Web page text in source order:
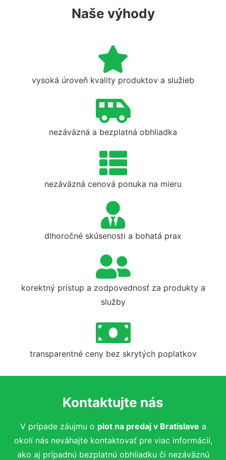
Naše výhody
vysoká úroveň kvality produktov a služieb
nezáväzná a bezplatná obhliadka
nezáväzná cenová ponuka na mieru
dlhoročné skúsenosti a bohatá prax
korektný prístup a zodpovednosť za produkty a
služby
transparentné ceny bez skrytých poplatkov
Kontaktujte nás
V prípade záujmu o plot na predajv Bratislave a
okolí nás neváhajte kontaktovať pre viac informácií,
ako aj prípadnú bezplatnú obhliadku či nezáväznú